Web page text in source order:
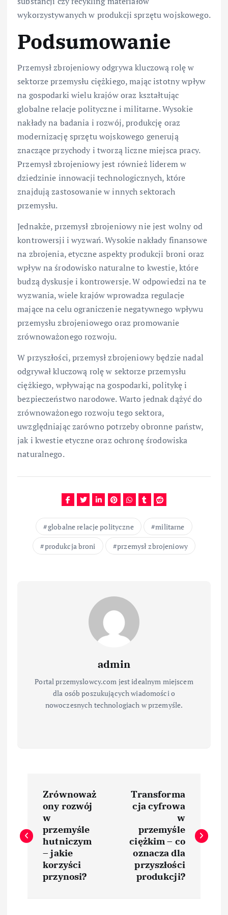
wykorzystywanych w produkcji sprzętu wojskowego.
Podsumowanie
Przemysł zbrojeniowy odgrywa kluczową rolę w
sektorze przemysłu ciężkiego, mając istotny wpływ
na gospodarki wielu krajów oraz kształtując
globalne relacje polityczne i militarne. Wysokie
nakłady na badania i rozwój, produkcję oraz
modernizację sprzętu wojskowego generują
znaczące przychody i tworzą liczne miejsca pracy.
Przemysł zbrojeniowy jest również liderem w
dziedzinie innowacji technologicznych, które
znajdują zastosowanie w innych sektorach
przemysłu.
Jednakże, przemysł zbrojeniowy nie jest wolny od
kontrowersji i wyzwań. Wysokie nakłady finansowe
na zbrojenia, etyczne aspekty produkcji broni oraz
wpływ na środowisko naturalne to kwestie, które
budzą dyskusje i kontrowersje. W odpowiedzi na te
wyzwania, wiele krajów wprowadza regulacje
mające na celu ograniczenie negatywnego wpływu
przemysłu zbrojeniowego oraz promowanie
zrównoważonego rozwoju.
W przyszłości, przemysł zbrojeniowy będzie nadal
odgrywał kluczową rolę w sektorze przemysłu
ciężkiego, wpływając na gospodarki, politykę i
bezpieczeństwo narodowe. Warto jednak dążyć do
zrównoważonego rozwoju tego sektora,
uwzględniając zarówno potrzeby obronne państw,
jak i kwestie etyczne oraz ochronę środowiska
naturalnego.
globalne relacje polityczne
militarne
produkcja broni
przemysł zbrojeniowy
admin
Portal przemyslowcy.com jest idealnym miejscem
dla osób poszukujących wiadomości o
nowoczesnych technologiach w przemyśle.
w
Zrównoważ
ony rozwój
w
przemyśle
hutniczym
– jakie
korzyści
przynosi?
Transforma
cja cyfrowa
w
przemyśle
ciężkim – co
oznacza dla
przyszłości
produkcji?